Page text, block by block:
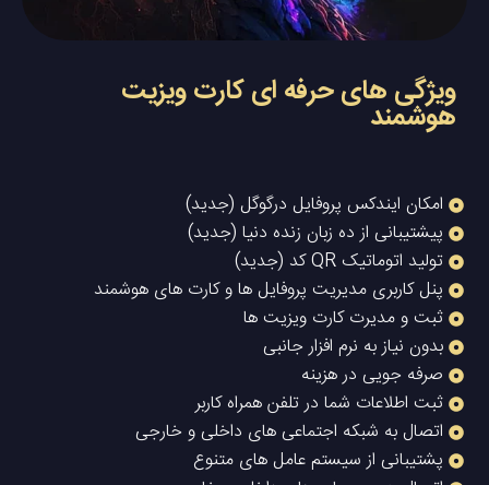
ویژگی های حرفه ای کارت ویزیت
هوشمند
امکان ایندکس پروفایل درگوگل (جدید)
پیشتیبانی از ده زبان زنده دنیا (جدید)
تولید اتوماتیک QR کد (جدید)
پنل کاربری مدیریت پروفایل ها و کارت های هوشمند
ثبت و مدیرت کارت ویزیت ها
بدون نیاز به نرم افزار جانبی
صرفه جویی در هزینه
ثبت اطلاعات شما در تلفن همراه کاربر
اتصال به شبکه اجتماعی های داخلی و خارجی
پشتیبانی از سیستم عامل های متنوع